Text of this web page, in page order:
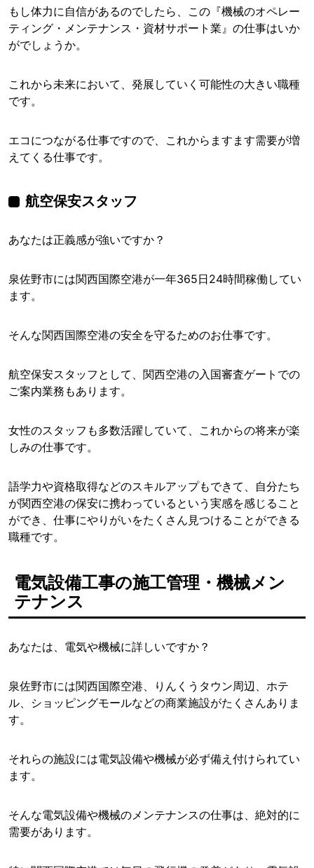
もし体力に自信があるのでしたら、この『機械のオペレー
ティング・メンテナンス・資材サポート業』の仕事はいか
がでしょうか。
これから未来において、発展していく可能性の大きい職種
です。
エコにつながる仕事ですので、これからますます需要が増
えてくる仕事です。
航空保安スタッフ
あなたは正義感が強いですか？
泉佐野市には関西国際空港が一年365日24時間稼働してい
ます。
そんな関西国際空港の安全を守るためのお仕事です。
航空保安スタッフとして、関西空港の入国審査ゲートでの
ご案内業務もあります。
女性のスタッフも多数活躍していて、これからの将来が楽
しみの仕事です。
語学力や資格取得などのスキルアップもできて、自分たち
が関西空港の保安に携わっているという実感を感じること
ができ、仕事にやりがいをたくさん見つけることができる
職種です。
電気設備工事の施工管理・機械メン
テナンス
あなたは、電気や機械に詳しいですか？
泉佐野市には関西国際空港、りんくうタウン周辺、ホテ
ル、ショッピングモールなどの商業施設がたくさんありま
す。
それらの施設には電気設備や機械が必ず備え付けられてい
ます。
そんな電気設備や機械のメンテナンスの仕事は、絶対的に
需要があります。